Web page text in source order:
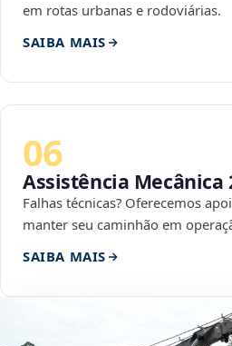
em rotas urbanas e rodoviárias.
SAIBA MAIS
06
Assistência Mecânica
Falhas técnicas? Oferecemos
manter seu caminhão em
SAIBA MAIS